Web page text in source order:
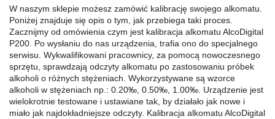
W naszym sklepie możesz zamówić kalibrację swojego alkomatu.
Poniżej znajduje się opis o tym, jak przebiega taki proces.
Zacznijmy od omówienia czym jest kalibracja alkomatu AlcoDigital
P200. Po wysłaniu do nas urządzenia, trafia ono do specjalnego
serwisu. Wykwalifikowani pracownicy, za pomocą nowoczesnego
sprzętu, sprawdzają odczyty alkomatu po zastosowaniu próbek
alkoholi o różnych stężeniach. Wykorzystywane są wzorce
alkoholi w stężeniach np.: 0.20‰, 0.50‰, 1.00‰. Urządzenie jest
wielokrotnie testowane i ustawiane tak, by działało jak nowe i
miało jak najdokładniejsze odczyty. Kalibracja alkomatu AlcoDigital